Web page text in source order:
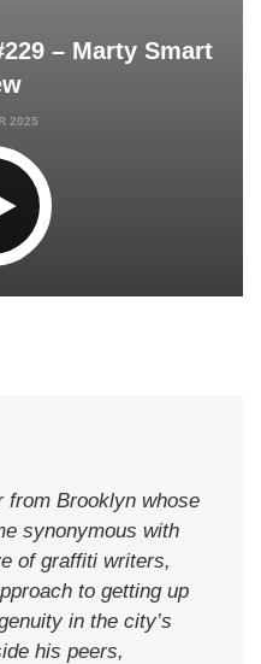
– Marty Smart
2025
from Brooklyn whose
synonymous with
of graffiti writers,
to getting up
in the city’s
his peers,